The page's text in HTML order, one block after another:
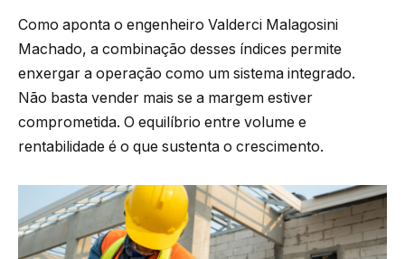
Como aponta o engenheiro Valderci Malagosini
Machado, a combinação desses índices permite
enxergar a operação como um sistema integrado.
Não basta vender mais se a margem estiver
comprometida. O equilíbrio entre volume e
rentabilidade é o que sustenta o crescimento.